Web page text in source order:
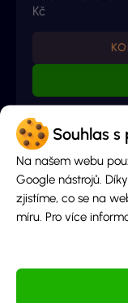
Souhlas s
Na našem webu
Google nástrojů.
zjistíme, co se na
míru. Pro více
Kč
Mega bonus
96%
100 Kč
+ 333 Free